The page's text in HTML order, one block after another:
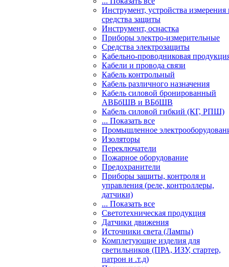
Инструмент, устройства измерения
средства защиты
Инструмент, оснастка
Приборы электро-измерительные
Средства электрозащиты
Кабельно-проводниковая
Кабели и провода связи
Кабель контрольный
Кабель различного назначения
Кабель силовой бронированный
АВБбШВ и ВБбШВ
Кабель силовой гибкий (КГ, РПШ)
... Показать все
Промышленное
Изоляторы
Переключатели
Пожарное оборудование
Предохранители
Приборы защиты, контроля и
управления (реле, контроллеры,
датчики)
... Показать все
Светотехническая продукция
Датчики движения
Источники света (Лампы)
Комплетующие изделия для
светильников (ПРА, ИЗУ, стартер,
патрон и .т.д)